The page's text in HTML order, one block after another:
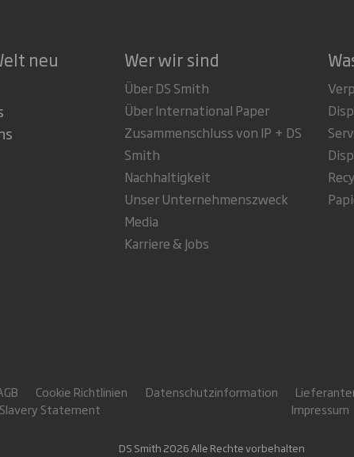
neu
Wer wir sind
Über DS Smith
Über International Paper
Zusammenschluss von IP + DS
Smith
Nachhaltigkeit
Unser Unternehmenszweck
Media
Karriere & Jobs
Cookie Richtlinien Datenschutzinformation
Statement
Impressum
DS Smith 2026 Alle Rechte vorbehalten